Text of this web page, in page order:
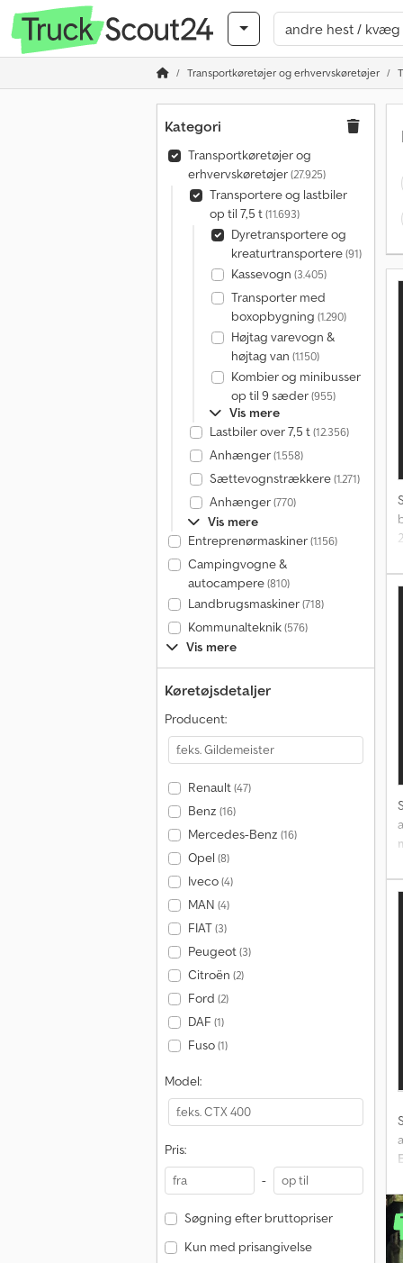
Transportkøretøjer og erhvervskøretøjer
Kategori
Transportkøretøjer og
erhvervskøretøjer(27.925)
Transportere og lastbiler
op til 7,5 t(11.693)
Dyretransportere og
kreaturtransportere(91)
Kassevogn (3.405)
Transporter med
boxopbygning (1.290)
Højtag varevogn &
højtag van (1.150)
Kombier og minibusser
op til 9 sæder(955)
Vis mere
Lastbiler over 7,5 t(12.356)
Anhænger(1.558)
Sættevognstrækkere(1.271)
Anhænger(770)
Vis mere
Entreprenørmaskiner(1.156)
Campingvogne &
autocampere(810)
Landbrugsmaskiner(718)
Kommunalteknik(576)
Vis mere
Køretøjsdetaljer
Producent:
Renault(47)
Benz (16)
Mercedes-Benz (16)
Opel (8)
Iveco(4)
MAN (4)
FIAT(3)
Peugeot(3)
Citroën (2)
Ford (2)
DAF (1)
Fuso(1)
Model:
Pris:
-
Søgning efter bruttopriser
Kun med prisangivelse